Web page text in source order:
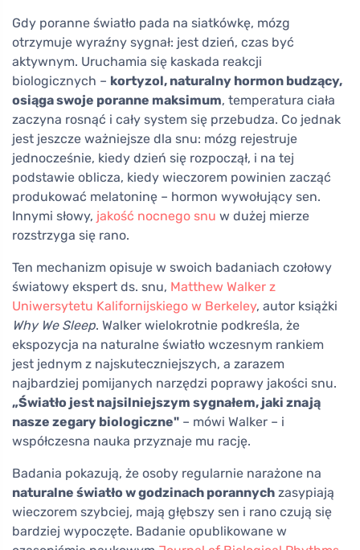
Gdy poranne światło pada na siatkówkę, mózg
otrzymuje wyraźny sygnał: jest dzień, czas być
aktywnym. Uruchamia się kaskada reakcji
biologicznych – kortyzol, naturalny hormon budzący,
osiąga swoje poranne maksimum, temperatura ciała
zaczyna rosnąć i cały system się przebudza. Co jednak
jest jeszcze ważniejsze dla snu: mózg rejestruje
jednocześnie, kiedy dzień się rozpoczął, i na tej
podstawie oblicza, kiedy wieczorem powinien zacząć
produkować melatoninę – hormon wywołujący sen.
Innymi słowy, jakość nocnego snu w dużej mierze
rozstrzyga się rano.
Ten mechanizm opisuje w swoich badaniach czołowy
światowy ekspert ds. snu, Matthew Walker z
Uniwersytetu Kalifornijskiego w Berkeley, autor książki
Why We Sleep. Walker wielokrotnie podkreśla, że
ekspozycja na naturalne światło wczesnym rankiem
jest jednym z najskuteczniejszych, a zarazem
najbardziej pomijanych narzędzi poprawy jakości snu.
„Światło jest najsilniejszym sygnałem, jaki znają
nasze zegary biologiczne" – mówi Walker – i
współczesna nauka przyznaje mu rację.
Badania pokazują, że osoby regularnie narażone na
naturalne światło w godzinach porannych zasypiają
wieczorem szybciej, mają głębszy sen i rano czują się
bardziej wypoczęte. Badanie opublikowane w